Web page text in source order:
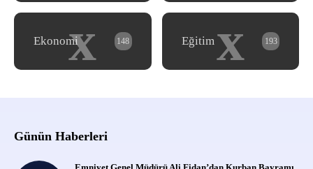
x
Ekonomi 148 x
Eğitim 193
Günün Haberleri